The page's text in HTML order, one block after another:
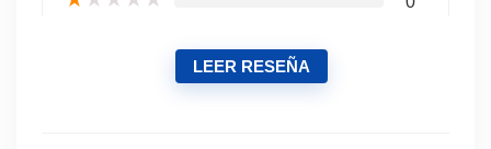
LEER RESEÑA